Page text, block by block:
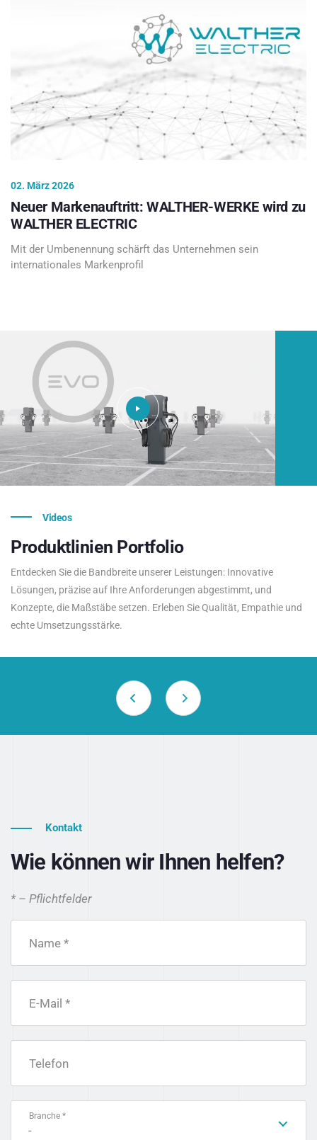
02. März 2026
Neuer Markenauftritt: WALTHER-WERKE wird zu
WALTHER ELECTRIC
Mit der Umbenennung schärft das Unternehmen sein
internationales Markenprofil
Videos
Produktlinien Portfolio
Entdecken Sie die Bandbreite unserer Leistungen: Innovative
Lösungen, präzise auf Ihre Anforderungen abgestimmt, und
Konzepte, die Maßstäbe setzen. Erleben Sie Qualität, Empathie und
echte Umsetzungsstärke.
Kontakt
Wie können wir Ihnen helfen?
* – Pflichtfelder
Name *
E-Mail *
Telefon
Branche *
-